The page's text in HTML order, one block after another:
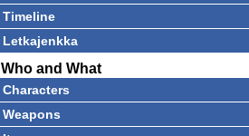
Timeline
Letkajenkka
Who and What
Characters
Weapons